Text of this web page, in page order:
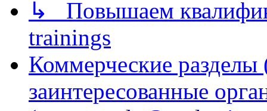
↳ Повышаем
trainings
Коммерческие
заинтересованные